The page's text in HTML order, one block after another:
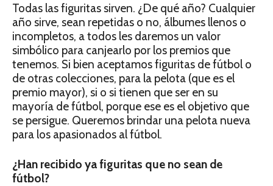
Todas las figuritas sirven. ¿De qué año? Cualquier
año sirve, sean repetidas o no, álbumes llenos o
incompletos, a todos les daremos un valor
simbólico para canjearlo por los premios que
tenemos. Si bien aceptamos figuritas de fútbol o
de otras colecciones, para la pelota (que es el
premio mayor), si o si tienen que ser en su
mayoría de fútbol, porque ese es el objetivo que
se persigue. Queremos brindar una pelota nueva
para los apasionados al fútbol.
¿Han recibido ya figuritas que no sean de
fútbol?